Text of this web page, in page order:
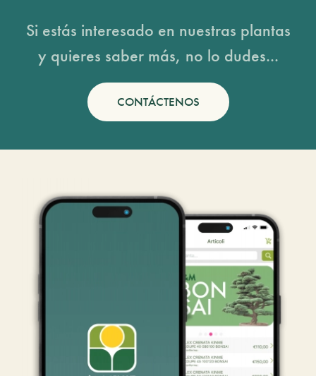
Si estás interesado en nuestras plantas
y quieres saber más, no lo dudes...
CONTÁCTENOS